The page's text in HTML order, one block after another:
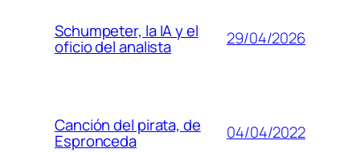
Schumpeter, la IA y el
oficio del analista 29/04/2026
Canción del pirata, de
Espronceda 04/04/2022